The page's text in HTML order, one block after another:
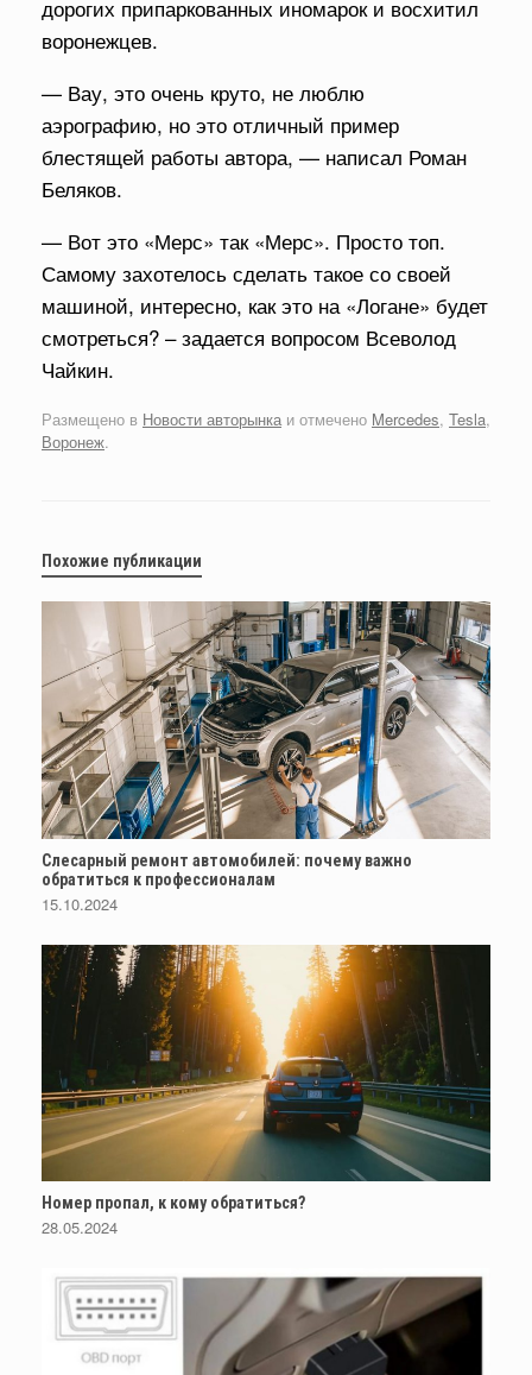
дорогих припаркованных иномарок и восхитил
воронежцев.
— Вау, это очень круто, не люблю
аэрографию, но это отличный пример
блестящей работы автора, — написал Роман
Беляков.
— Вот это «Мерс» так «Мерс». Просто топ.
Самому захотелось сделать такое со своей
машиной, интересно, как это на «Логане» будет
смотреться? – задается вопросом Всеволод
Чайкин.
Размещено в Новости авторынка и отмечено Mercedes, Tesla,
Воронеж.
Похожие публикации
Слесарный ремонт автомобилей: почему важно
обратиться к профессионалам
15.10.2024
Номер пропал, к кому обратиться?
28.05.2024